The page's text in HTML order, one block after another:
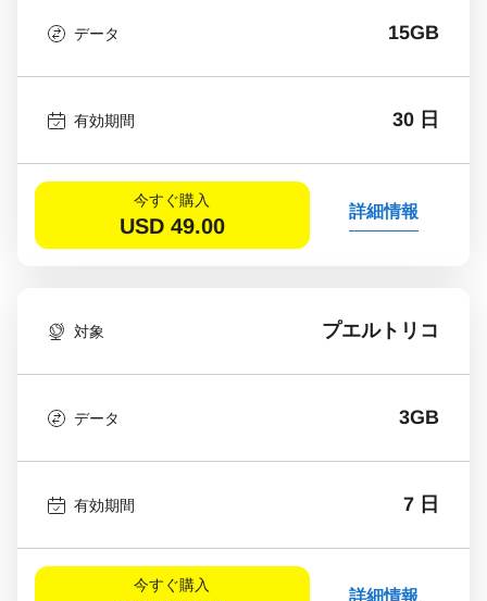
データ 15GB
有効期間 30 日
今すぐ購入
USD 49.00
詳細情報
対象 プエルトリコ
データ 3GB
有効期間 7 日
今すぐ購入
詳細情報